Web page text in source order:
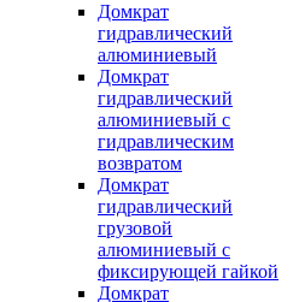
Домкрат
гидравлический
алюминиевый
Домкрат
гидравлический
алюминиевый с
гидравлическим
возвратом
Домкрат
гидравлический
грузовой
алюминиевый с
фиксирующей гайкой
Домкрат